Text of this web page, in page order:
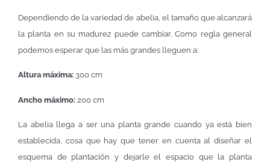
Dependiendo de la variedad de abelia, el tamaño que alcanzará
la planta en su madurez puede cambiar. Como regla general
podemos esperar que las más grandes lleguen a:
Altura máxima: 300 cm
Ancho máximo: 200 cm
La abelia llega a ser una planta grande cuando ya está bien
establecida, cosa que hay que tener en cuenta al diseñar el
esquema de plantación y dejarle el espacio que la planta